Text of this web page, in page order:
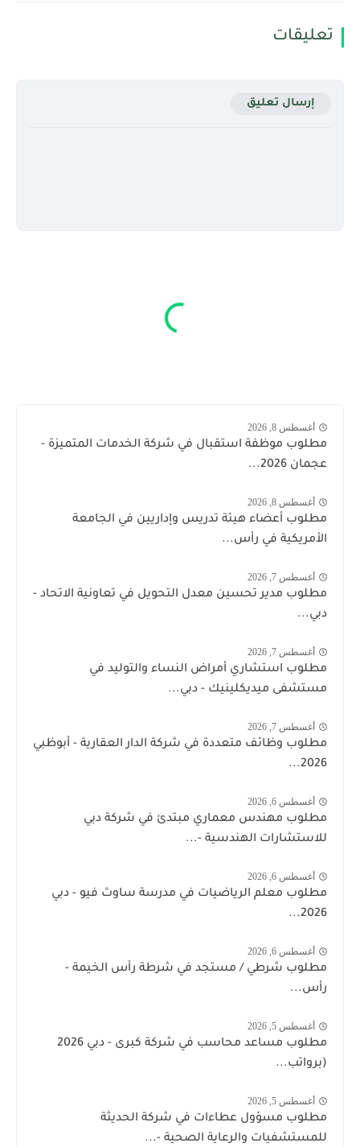
تعليقات
إرسال تعليق
أغسطس 8, 2026
مطلوب موظفة استقبال في شركة الخدمات المتميزة -
عجمان 2026...
أغسطس 8, 2026
مطلوب أعضاء هيئة تدريس وإداريين في الجامعة
الأمريكية في رأس...
أغسطس 7, 2026
مطلوب مدير تحسين معدل التحويل في تعاونية الاتحاد -
دبي...
أغسطس 7, 2026
مطلوب استشاري أمراض النساء والتوليد في
مستشفى ميديكلينيك - دبي...
أغسطس 7, 2026
مطلوب وظائف متعددة في شركة الدار العقارية - أبوظبي
2026...
أغسطس 6, 2026
مطلوب مهندس معماري مبتدئ في شركة دبي
للاستشارات الهندسية -...
أغسطس 6, 2026
مطلوب معلم الرياضيات في مدرسة ساوث فيو - دبي
2026...
أغسطس 6, 2026
مطلوب شرطي / مستجد في شرطة رأس الخيمة -
رأس...
أغسطس 5, 2026
مطلوب مساعد محاسب في شركة كبرى - دبي 2026
(برواتب...
أغسطس 5, 2026
مطلوب مسؤول عطاءات في شركة الحديثة
للمستشفيات والرعاية الصحية -...